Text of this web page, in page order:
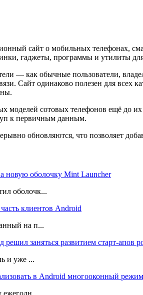
сайт о мобильных телефонах,
гаджеты, программы и утилиты
— как обычные пользователи,
Сайт одинаково полезен для всех
сотовых телефонов ещё до
к первичным данным.
обновляются, что позволяет
новую оболочку Mint Launcher
оболочк...
клиентов Android
на п...
решил заняться развитием старт-апов
и уже ...
в Android многооконный режим
ежегодн...